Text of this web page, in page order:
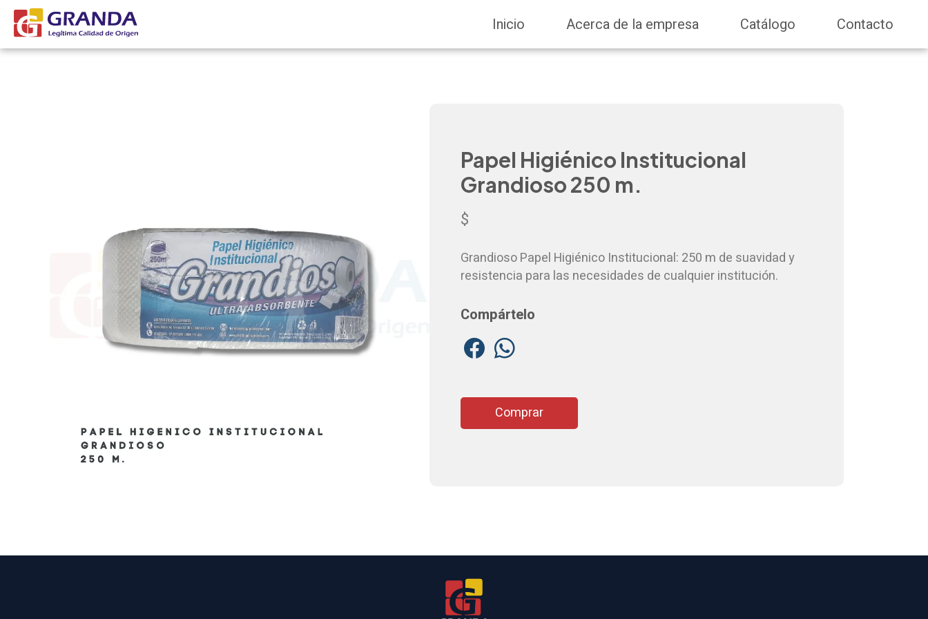
Inicio Acerca de la empresa Catálogo Contacto
Papel Higiénico Institucional
Grandioso 250 m.
$
Grandioso Papel Higiénico Institucional: 250 m de suavidad y
resistencia para las necesidades de cualquier institución.
Compártelo
Comprar